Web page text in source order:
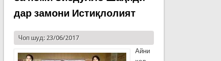
дар замони Истиқлолият
Чоп шуд: 23/06/2017
Айни